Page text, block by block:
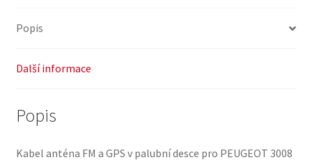
Popis
Další informace
Popis
Kabel anténa FM a GPS v palubní desce pro PEUGEOT 3008